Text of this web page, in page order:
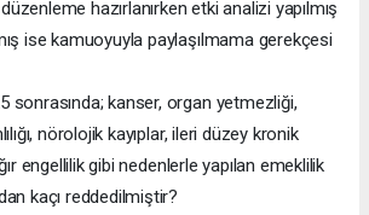
hazırlanırken etki analizi yapılmış
ise kamuoyuyla paylaşılmama gerekçesi
sonrasında; kanser, organ yetmezliği,
nörolojik kayıplar, ileri düzey kronik
engellilik gibi nedenlerle yapılan emeklilik
kaçı reddedilmiştir?